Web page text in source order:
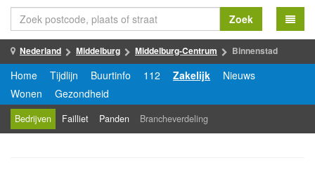
Zoek
Nederland Middelburg Middelburg-Centrum Binnenstad
Home Tijdlijn Buurtinfo 112 Zakelijk
Nieuws
Wonen
Gezondheid
Bedrijven Failliet Panden Brancheverdeling